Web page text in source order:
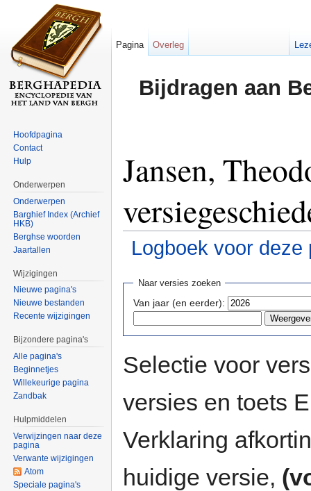
Bijdragen aan
Jansen,
Logboek voor deze
Naar versies zoeken
Van jaar (en eerder):
Selectie voor
versies en toets
Verklaring
huidige versie,
Pagina Overleg
Hoofdpagina
Contact
Hulp
Onderwerpen
Onderwerpen
Barghief Index (Archief
HKB)
Berghse woorden
Jaartallen
Wijzigingen
Nieuwe pagina's
Nieuwe bestanden
Recente wijzigingen
Bijzondere pagina's
Alle pagina's
Beginnetjes
Willekeurige pagina
Zandbak
Hulpmiddelen
Verwijzingen naar deze
pagina
Verwante wijzigingen
Atom
Speciale pagina's